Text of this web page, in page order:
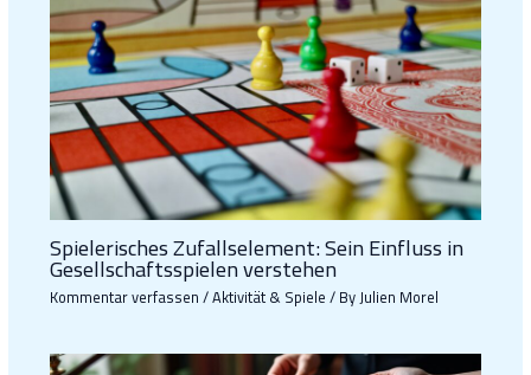
Spielerisches Zufallselement: Sein Einfluss in
Gesellschaftsspielen verstehen
Kommentar verfassen/Aktivität & Spiele/ ByJulien Morel